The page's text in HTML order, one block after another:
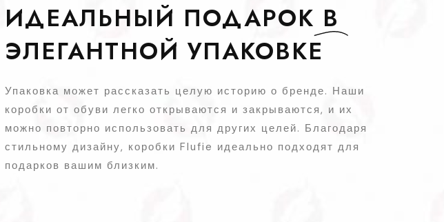
ИДЕАЛЬНЫЙ ПОДАРОК B
ЭЛЕГАНТНОЙ УПАКОВКЕ
Упаковка может рассказать целую историю о бренде. Наши
коробки от обуви легко открываются и закрываются, и их
можно повторно использовать для других целей. Благодаря
стильному дизайну, коробки Flufie идеально подходят для
подарков вашим близким.